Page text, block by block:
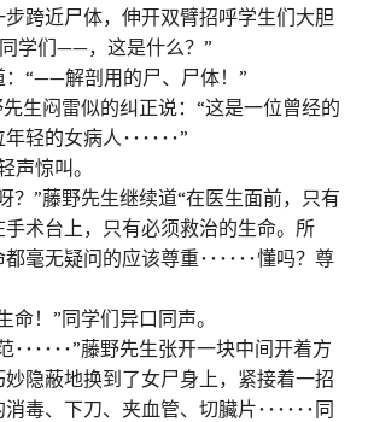
跨近尸体，伸开双臂招呼学生们大胆
学们——，这是什么？”
“——解剖用的尸、尸体！”
闷雷似的纠正说：“这是一位曾经的
轻的女病人･･････”
惊叫。
”藤野先生继续道“在医生面前，只有
术台上，只有必须救治的生命。所
毫无疑问的应该尊重･･････懂吗？尊
！”同学们异口同声。
････”藤野先生张开一块中间开着方
隐蔽地换到了女尸身上，紧接着一招
毒、下刀、夹血管、切臟片･･････同